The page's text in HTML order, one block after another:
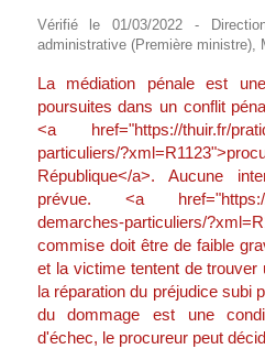
Vérifié le 01/03/2022 -
administrative (Première ministre),
La médiation pénale est
poursuites dans un conflit
<a href="https://thuir.fr/
particuliers/
République</a>. Aucune
prévue. <a href="https://
demarches-particuliers/
commise doit être de faible
et la victime tentent de
la réparation du préjudice subi
du dommage est une
d'échec, le procureur peut